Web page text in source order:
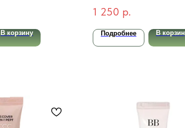
В корзину
1 250 р.
Подробнее В